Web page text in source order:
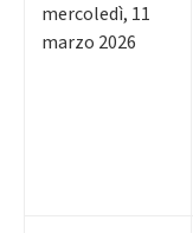
mercoledì, 11
marzo 2026